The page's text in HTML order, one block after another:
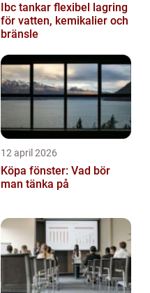
Ibc tankar flexibel lagring
för vatten, kemikalier och
bränsle
12 april 2026
Köpa fönster: Vad bör
man tänka på